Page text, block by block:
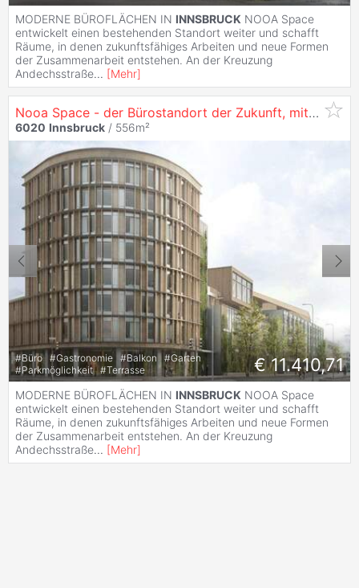
MODERNE BÜROFLÄCHEN IN INNSBRUCK NOOA Space
entwickelt einen bestehenden Standort weiter und schafft
Räume, in denen zukunftsfähiges Arbeiten und neue Formen
der Zusammenarbeit entstehen. An der Kreuzung
Andechsstraße... [Mehr]
Nooa Space - der Bürostandort der Zukunft, mit 556 m² in
6020 Innsbruck / 556m²
#Büro #Gastronomie #Balkon #Garten
#Parkmöglichkeit #Terrasse € 11.410,71
MODERNE BÜROFLÄCHEN IN INNSBRUCK NOOA Space
entwickelt einen bestehenden Standort weiter und schafft
Räume, in denen zukunftsfähiges Arbeiten und neue Formen
der Zusammenarbeit entstehen. An der Kreuzung
Andechsstraße... [Mehr]